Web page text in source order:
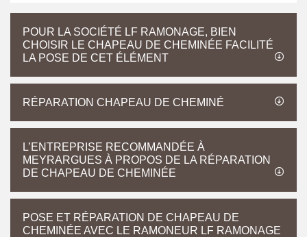
POUR LA SOCIÉTÉ LF RAMONAGE, BIEN
CHOISIR LE CHAPEAU DE CHEMINÉE FACILITÉ
LA POSE DE CET ÉLÉMENT
RÉPARATION CHAPEAU DE CHEMINÉ
L’ENTREPRISE RECOMMANDÉE À
MEYRARGUES À PROPOS DE LA RÉPARATION
DE CHAPEAU DE CHEMINÉE
POSE ET RÉPARATION DE CHAPEAU DE
CHEMINÉE AVEC LE RAMONEUR LF RAMONAGE